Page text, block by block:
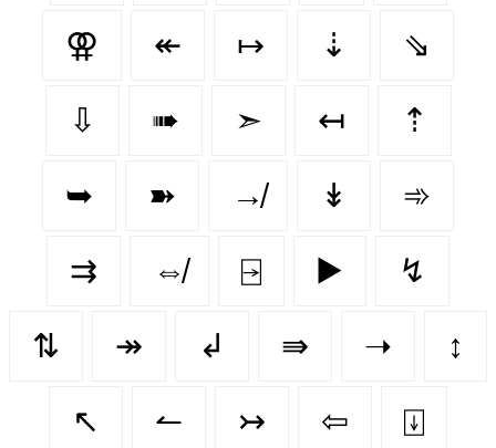
⚢ ↞ ↦ ⇣ ⇘
⇩ ➠ ➣ ↤ ⇡
➥ ➽ ↛ ↡ ➾
⇉ ⇎ ⍈ ▶️ ↯
⇅ ↠ ↲ ⇛ ➝ ↕️
↖ ↼ ↣ ⇦ ⍗